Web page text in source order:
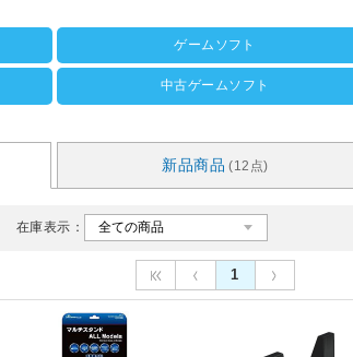
ゲームソフト
中古ゲームソフト
新品商品 (12点)
在庫表示：
1